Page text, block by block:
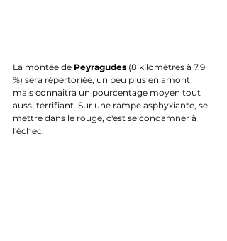
La montée de Peyragudes (8 kilomètres à 7.9
%) sera répertoriée, un peu plus en amont
mais connaitra un pourcentage moyen tout
aussi terrifiant. Sur une rampe asphyxiante, se
mettre dans le rouge, c'est se condamner à
l'échec.